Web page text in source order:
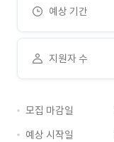
예상 기간
지원자 수
모집 마감일
예상 시작일